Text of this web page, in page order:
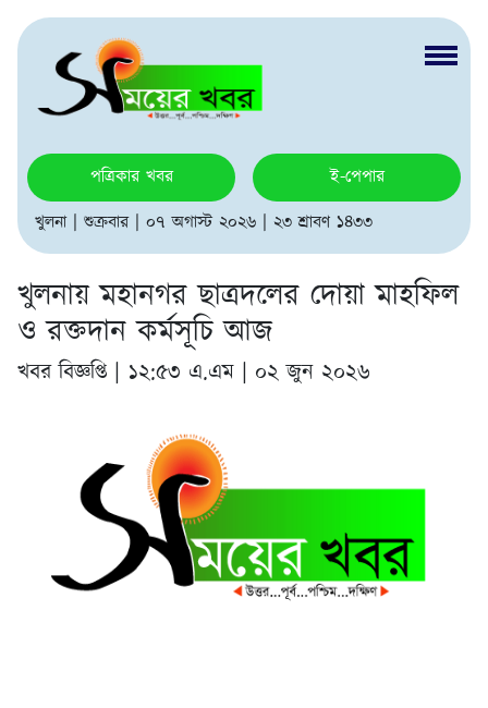
পত্রিকার খবর
ই-পেপার
খুলনা | শুক্রবার | ০৭ অগাস্ট ২০২৬ | ২৩ শ্রাবণ ১৪৩৩
খুলনায় মহানগর ছাত্রদলের দোয়া মাহফিল
ও রক্তদান কর্মসূচি আজ
খবর বিজ্ঞপ্তি | ১২:৫৩ এ.এম | ০২ জুন ২০২৬